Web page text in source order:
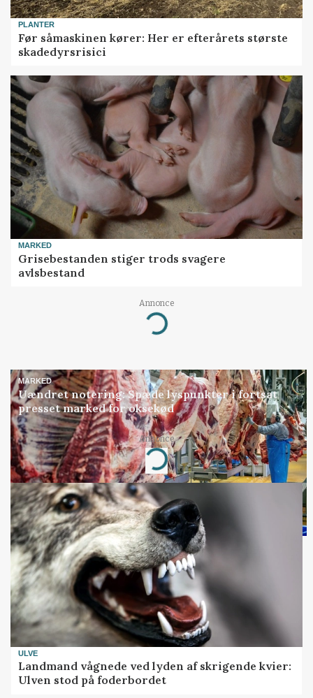
PLANTER
Før såmaskinen kører: Her er efterårets største
skadedyrsrisici
MARKED
Grisebestanden stiger trods svagere
avlsbestand
Annonce
Loading...
MARKED
Uændret notering: Spæde lyspunkter i fortsat
presset marked for oksekød
Annonce
Loading...
ULVE
Landmand vågnede ved lyden af skrigende kvier:
Ulven stod på foderbordet